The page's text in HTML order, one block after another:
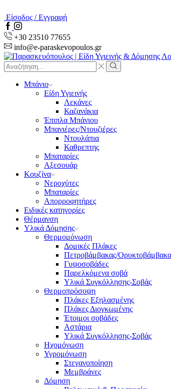
Είσοδος / Εγγραφή
Facebook
Instagram
+30 23510 77655
info@e-paraskevopoulos.gr
Search
input
Search
Μπάνιο
Είδη Υγιεινής
Λεκάνες
Καζανάκια
Έπιπλα Μπάνιου
Μπανιέρες/Ντουζιέρες
Ντουλάπια
Καθρεπτης
Μπαταρίες
Αξεσουάρ
Κουζίνα
Νεροχύτες
Μπαταρίες
Απορροφητήρες
Ειδικές κατηγορίες
Θέρμανση
Υλικά Δόμησης
Θερμομόνωση
Δομικές Πλάκες
Πετροβάμβακας/
Γυψοσοβάδες
Παρελκόμενα σοβά
Υλικά Συγκόλλησης-Σοβάς
Θερμοπρόσοψη
Πλάκες Εξηλασμένης
Πλάκες Διογκωμένης
Έτοιμοι σοβάδες
Αστάρια
Υλικά Συγκόλλησης-Σοβάς
Ηχομόνωση
Υγρομόνωση
Στεγανοποίηση
Μεμβράνες
Δόμηση